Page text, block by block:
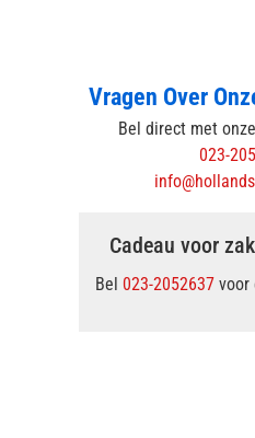
Vragen Over
Bel direct met
023-
Cadeau voor
Bel 023-2052637 voor